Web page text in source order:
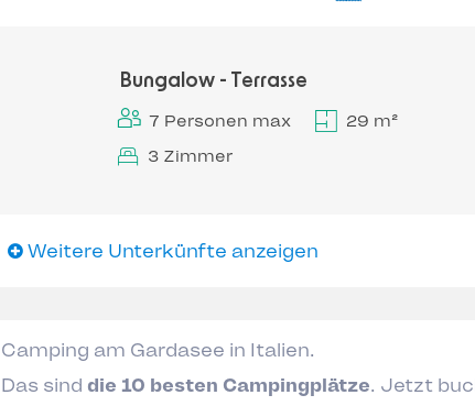
Bungalow - Terrasse
7 Personen max
29 m²
3 Zimmer
Weitere Unterkünfte anzeigen
Camping am Gardasee in Italien.
Das sind die 10 besten Campingplätze. Jetzt